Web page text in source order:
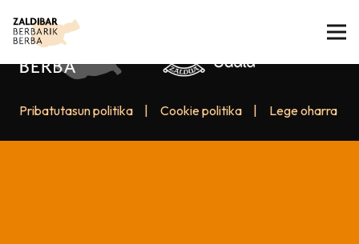
Pribatutasun politika Cookie politika Lege oharra